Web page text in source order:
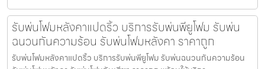
รับพ่นโฟมหลังคาแปดริ้ว บริการรับพ่นพียูโฟม รับพ่น
ฉนวนกันความร้อน รับพ่นโฟมหลังคา ราคาถูก
รับพ่นโฟมหลังคาแปดริ้ว บริการรับพ่นพียูโฟม รับพ่นฉนวนกันความร้อน